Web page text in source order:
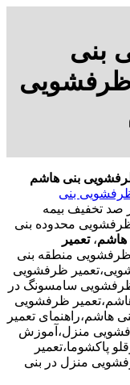
بنی
ظرفشویی
بنی هاشم
بنی
در صد تخفیف بیمه
محدوده بنی
هاشم، تعمیر
ظرفشویی منطقه بنی
ظرفشویی
سامسونگ در
ظرفشویی
هاشم،راهنمای تعمیر
منزل،آموزش
پاکشوما،تعمیر
منزل در بنی